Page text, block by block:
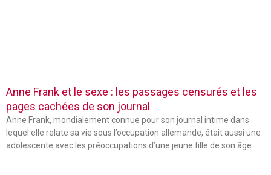
Anne Frank et le sexe : les passages censurés et les
pages cachées de son journal
Anne Frank, mondialement connue pour son journal intime dans
lequel elle relate sa vie sous l’occupation allemande, était aussi une
adolescente avec les préoccupations d’une jeune fille de son âge.